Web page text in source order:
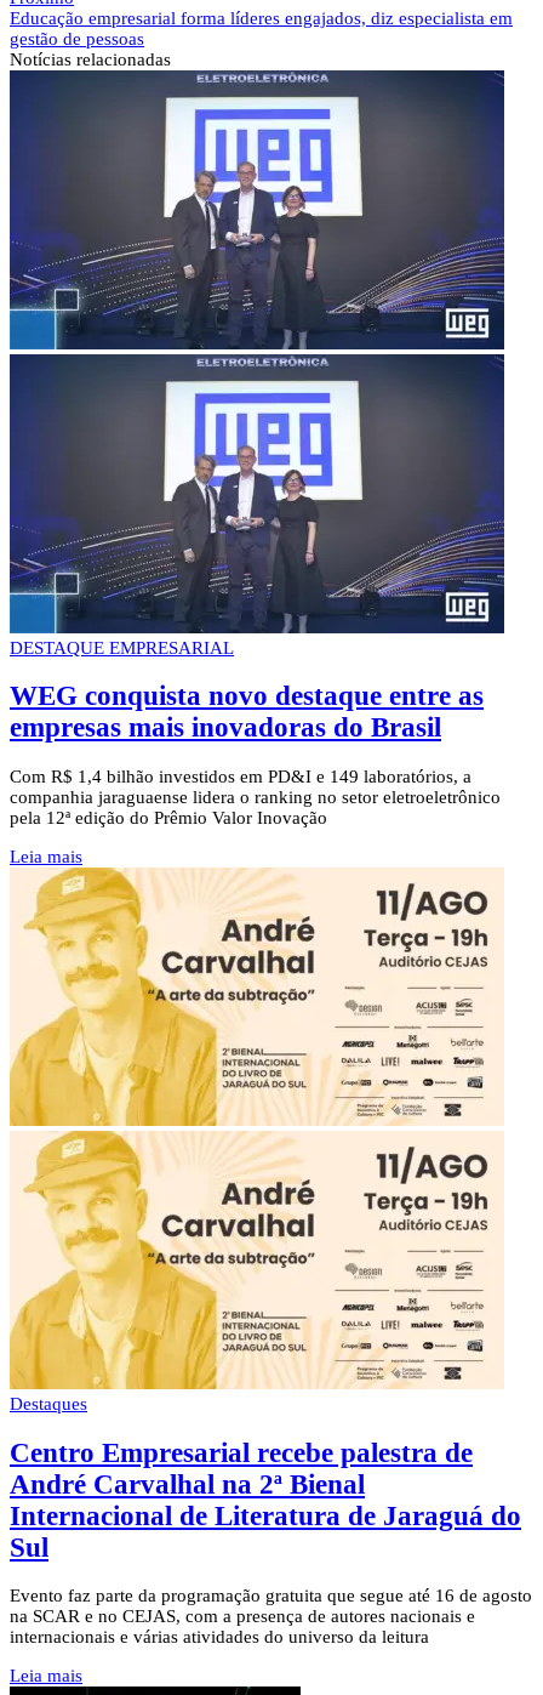
Educação empresarial forma líderes engajados, diz especialista em
gestão de pessoas
Notícias relacionadas
DESTAQUE EMPRESARIAL
WEG conquista novo destaque entre as
empresas mais inovadoras do Brasil
Com R$ 1,4 bilhão investidos em PD&I e 149 laboratórios, a
companhia jaraguaense lidera o ranking no setor eletroeletrônico
pela 12ª edição do Prêmio Valor Inovação
Leia mais
Destaques
Centro Empresarial recebe palestra de
André Carvalhal na 2ª Bienal
Internacional de Literatura de Jaraguá do
Sul
Evento faz parte da programação gratuita que segue até 16 de agosto
na SCAR e no CEJAS, com a presença de autores nacionais e
internacionais e várias atividades do universo da leitura
Leia mais